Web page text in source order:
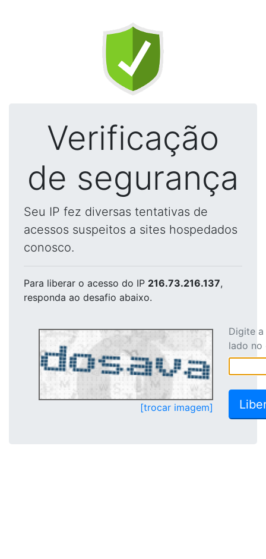
Verificação
de segurança
Seu IP fez diversas tentativas de
acessos suspeitos a sites hospedados
conosco.
Para liberar o acesso do IP 216.73.216.137,
responda ao desafio abaixo.
[trocar imagem]
Digite
lado no